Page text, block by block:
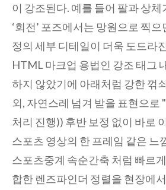
이 강조된다. 예를 들어 팔과 상체
‘회전’ 포즈에서는 망원으로 찍
정의 세부 디테일이 더욱 도드라
HTML 마크업 용법인 강조 태그
하지 않았기에 아래처럼 강한 꺾
외, 자연스레 넘겨 받을 표현으로
처리 진행)) 후반 보정 없이 바로
스포츠 영상의 한 프레임 같은 느
스포츠중계 속순간축 처럼 빠르
합한 렌즈파인더 정렬을 현장에